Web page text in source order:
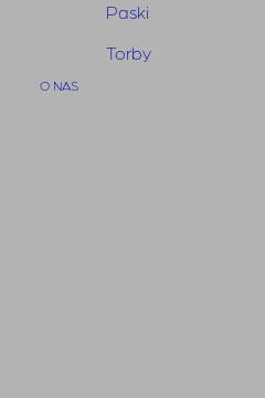
Paski
Torby
O NAS